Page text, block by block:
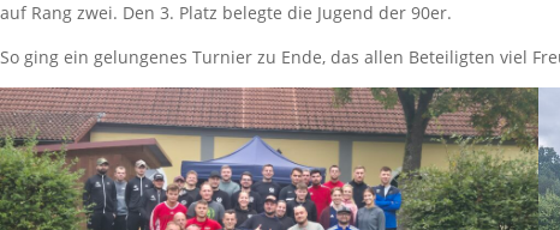
auf Rang zwei. Den 3. Platz belegte die Jugend der 90er.
So ging ein gelungenes Turnier zu Ende, das allen Beteiligten viel